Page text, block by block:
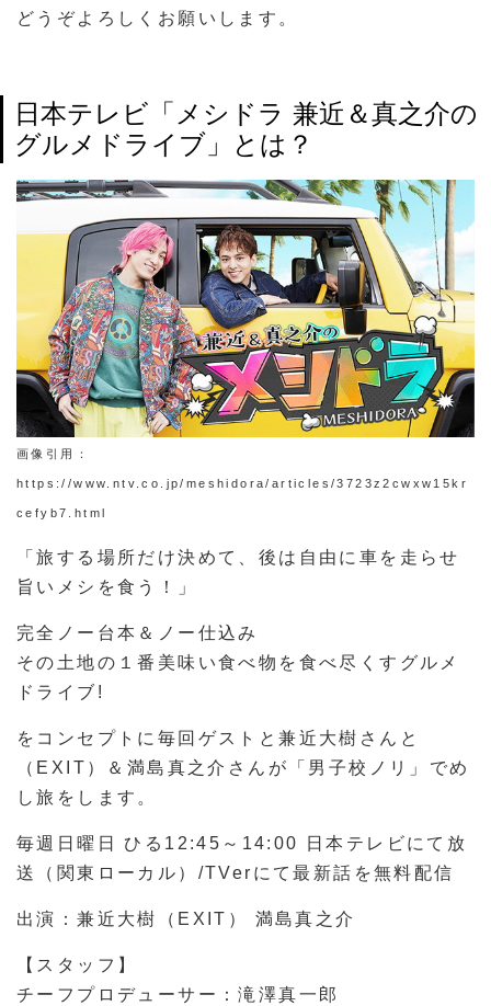
どうぞよろしくお願いします。
日本テレビ「メシドラ 兼近＆真之介の
グルメドライブ」とは？
画像引用：
https://www.ntv.co.jp/meshidora/articles/3723z2cwxw15kr
cefyb7.html
「旅する場所だけ決めて、後は自由に車を走らせ
旨いメシを食う！」
完全ノー台本＆ノー仕込み
その土地の１番美味い食べ物を食べ尽くすグルメ
ドライブ!
をコンセプトに毎回ゲストと兼近大樹さんと
（EXIT）＆満島真之介さんが「男子校ノリ」でめ
し旅をします。
毎週日曜日 ひる12:45～14:00 日本テレビにて放
送（関東ローカル）/TVerにて最新話を無料配信
出演：兼近大樹（EXIT） 満島真之介
【スタッフ】
チーフプロデューサー：滝澤真一郎